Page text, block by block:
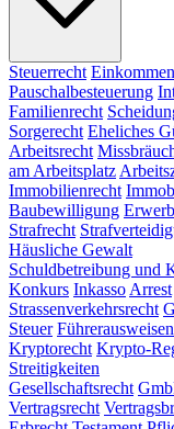
Steuerrecht
Pauschalbesteuerung
Familienrecht
Sorgerecht Eheliches
Arbeitsrecht
am Arbeitsplatz
Immobilienrecht
Baubewilligung
Strafrecht
Häusliche Gewalt
Schuldbetreibung und
Konkurs Inkasso Arrest
Strassenverkehrsrecht
Steuer
Kryptorecht Krypto-
Streitigkeiten
Gesellschaftsrecht
Vertragsrecht